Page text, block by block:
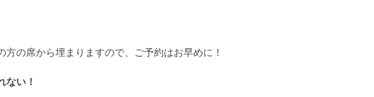
の席から埋まりますので、ご予約はお早めに！
ない！